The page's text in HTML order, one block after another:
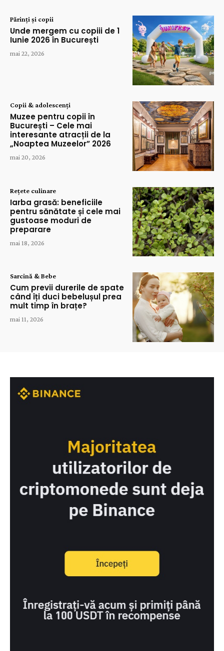
Părinți și copii
Unde mergem cu copiii de 1
Iunie 2026 în București
mai 22, 2026
Copii & adolescenți
Muzee pentru copii în
București – Cele mai
interesante atracții de la
„Noaptea Muzeelor” 2026
mai 20, 2026
Rețete culinare
Iarba grasă: beneficiile
pentru sănătate și cele mai
gustoase moduri de
preparare
mai 18, 2026
Sarcină & Bebe
Cum previi durerile de spate
când îți duci bebelușul prea
mult timp în brațe?
mai 11, 2026